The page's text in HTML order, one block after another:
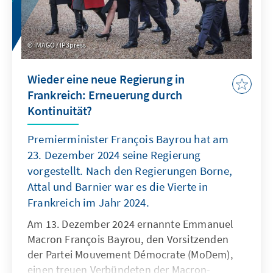
wurden, sorgte dann doch für eine verstärkte
Beobachtung der Wahlen. Die Aussicht auf
einen zu erwartenden Politikwechsel nach
dem Sieg der CDU/CSU mit Friedrich Merz im
Bereich wurde durch die französische
Regierungsmehrheit mit Erleichterung
aufgenommen.
IMAGO / IP3press
Wieder eine neue Regierung in
Frankreich: Erneuerung durch
Kontinuität?
Premierminister François Bayrou hat am
23. Dezember 2024 seine Regierung
vorgestellt. Nach den Regierungen Borne,
Attal und Barnier war es die Vierte in
Frankreich im Jahr 2024.
Am 13. Dezember 2024 ernannte Emmanuel
Macron François Bayrou, den Vorsitzenden
der Partei Mouvement Démocrate (MoDem),
einen treuen Verbündeten der Macron-